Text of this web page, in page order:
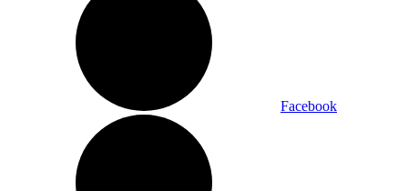
Facebook